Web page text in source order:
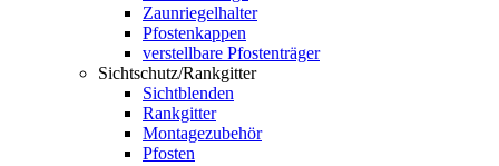
Zaunriegelhalter
Pfostenkappen
verstellbare Pfostenträger
Sichtschutz/Rankgitter
Sichtblenden
Rankgitter
Montagezubehör
Pfosten